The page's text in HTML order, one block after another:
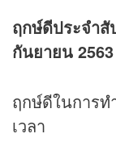
ฤกษ์ดีประจำ
กันยายน 2563
ฤกษ์ดีในการ
เวลา